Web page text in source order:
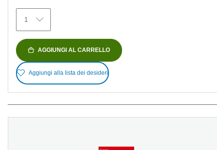
recensioni
1
AGGIUNGI AL CARRELLO
Aggiungi alla lista dei desideri